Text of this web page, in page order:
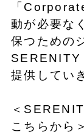
「
動が必要な
保つための
SERENITY
提供してい
＜
こちらから＞